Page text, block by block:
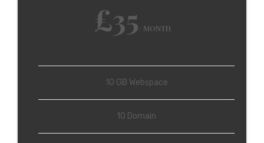
£35 / MONTH
10 GB Webspace
10 Domain